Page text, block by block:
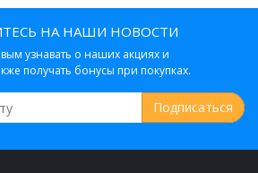
НА НАШИ НОВОСТИ
узнавать о наших акциях и
получать бонусы при покупках.